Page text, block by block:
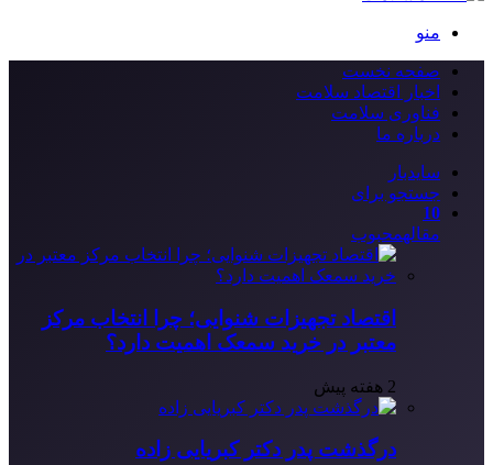
منو
صفحه نخست
اخبار اقتصاد سلامت
فناوری سلامت
درباره ما
سایدبار
جستجو برای
10
مقالهمحبوب
اقتصاد تجهیزات شنوایی؛ چرا انتخاب مرکز
معتبر در خرید سمعک اهمیت دارد؟
2 هفته پیش
درگذشت پدر دکتر کبریایی زاده